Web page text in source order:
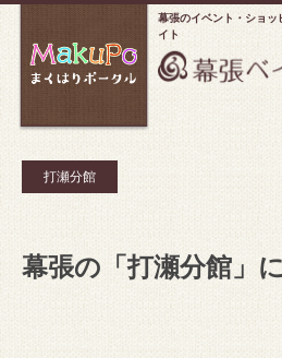
幕張のイベント・ショッ
イト
打瀬分館
幕張の「打瀬分館」